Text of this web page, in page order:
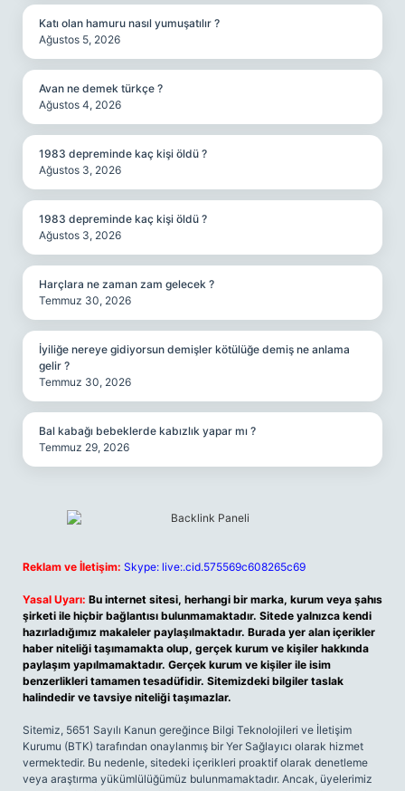
Katı olan hamuru nasıl yumuşatılır ?
Ağustos 5, 2026
Avan ne demek türkçe ?
Ağustos 4, 2026
1983 depreminde kaç kişi öldü ?
Ağustos 3, 2026
1983 depreminde kaç kişi öldü ?
Ağustos 3, 2026
Harçlara ne zaman zam gelecek ?
Temmuz 30, 2026
İyiliğe nereye gidiyorsun demişler kötülüğe demiş ne anlama
gelir ?
Temmuz 30, 2026
Bal kabağı bebeklerde kabızlık yapar mı ?
Temmuz 29, 2026
Reklam ve İletişim: Skype: live:.cid.575569c608265c69
Yasal Uyarı: Bu internet sitesi, herhangi bir marka, kurum veya şahıs
şirketi ile hiçbir bağlantısı bulunmamaktadır. Sitede yalnızca kendi
hazırladığımız makaleler paylaşılmaktadır. Burada yer alan içerikler
haber niteliği taşımamakta olup, gerçek kurum ve kişiler hakkında
paylaşım yapılmamaktadır. Gerçek kurum ve kişiler ile isim
benzerlikleri tamamen tesadüfidir. Sitemizdeki bilgiler taslak
halindedir ve tavsiye niteliği taşımazlar.
Sitemiz, 5651 Sayılı Kanun gereğince Bilgi Teknolojileri ve İletişim
Kurumu (BTK) tarafından onaylanmış bir Yer Sağlayıcı olarak hizmet
vermektedir. Bu nedenle, sitedeki içerikleri proaktif olarak denetleme
veya araştırma yükümlülüğümüz bulunmamaktadır. Ancak, üyelerimiz